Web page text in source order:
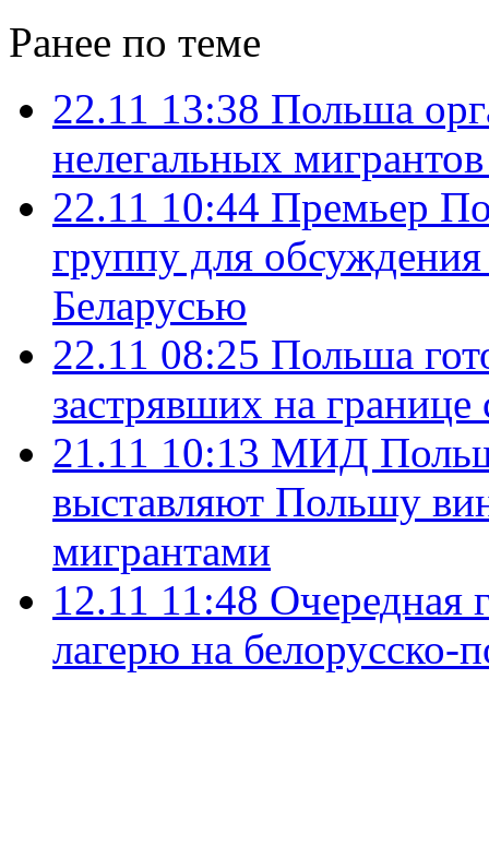
Ранее по теме
22.11 13:38 Польша
нелегальных
22.11 10:44 Премьер
группу для
Беларусью
22.11 08:25 Польша
застрявших на
21.11 10:13 МИД
выставляют Польшу
мигрантами
12.11 11:48 Очередная
лагерю на белорусско-